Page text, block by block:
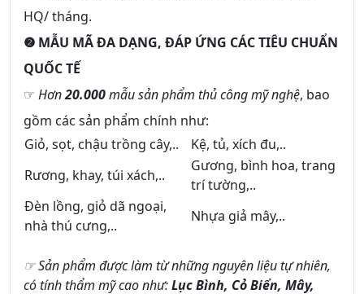
HQ/ tháng.
❷ MẪU MÃ ĐA DẠNG, ĐÁP ỨNG CÁC TIÊU CHUẨN
QUỐC TẾ
☞ Hơn20.000mẫu sản phẩm thủ công mỹ nghệ, bao
gồm các sản phẩm chính như:
Giỏ, sọt, chậu trồng cây,..
Kệ, tủ, xích đu,..
Rương, khay, túi xách,..
Gương, bình hoa, trang
trí tường,..
Đèn lồng, giỏ dã ngoại,
nhà thú cưng,..
Nhựa giả mây,..
☞ Sản phẩm được làm từ những nguyên liệu tự nhiên,
có tính thẩm mỹ cao như:Lục Bình, Cỏ Biển, Mây,